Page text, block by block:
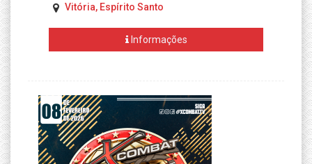
Vitória, Espírito Santo
Informações